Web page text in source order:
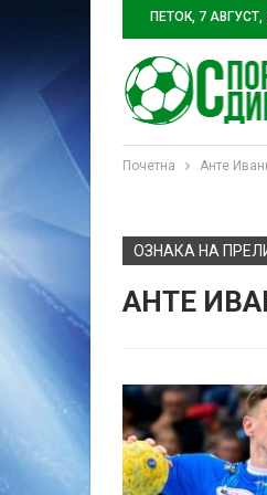
ПЕТОК, 7 АВГУСТ,
Почетна Анте
ОЗНАКА НА
АНТЕ